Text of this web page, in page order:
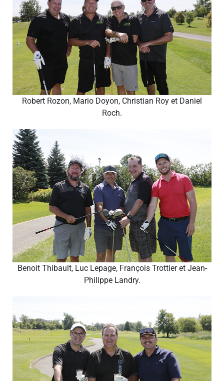
Robert Rozon, Mario Doyon, Christian Roy et Daniel
Roch.
Benoit Thibault, Luc Lepage, François Trottier et Jean-
Philippe Landry.